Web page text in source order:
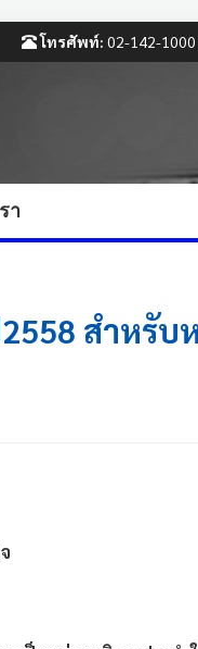
โทรศัพท์: 02-142-1000
า
สำหรับ